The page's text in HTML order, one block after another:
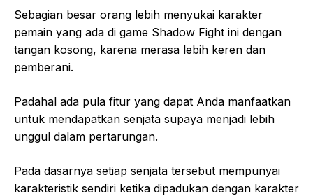
Sebagian besar orang lebih menyukai karakter
pemain yang ada di game Shadow Fight ini dengan
tangan kosong, karena merasa lebih keren dan
pemberani.
Padahal ada pula fitur yang dapat Anda manfaatkan
untuk mendapatkan senjata supaya menjadi lebih
unggul dalam pertarungan.
Pada dasarnya setiap senjata tersebut mempunyai
karakteristik sendiri ketika dipadukan dengan karakter